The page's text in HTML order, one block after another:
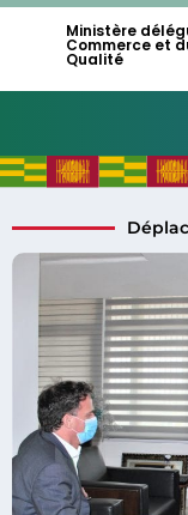
Ministère
Commerce et
Qualité